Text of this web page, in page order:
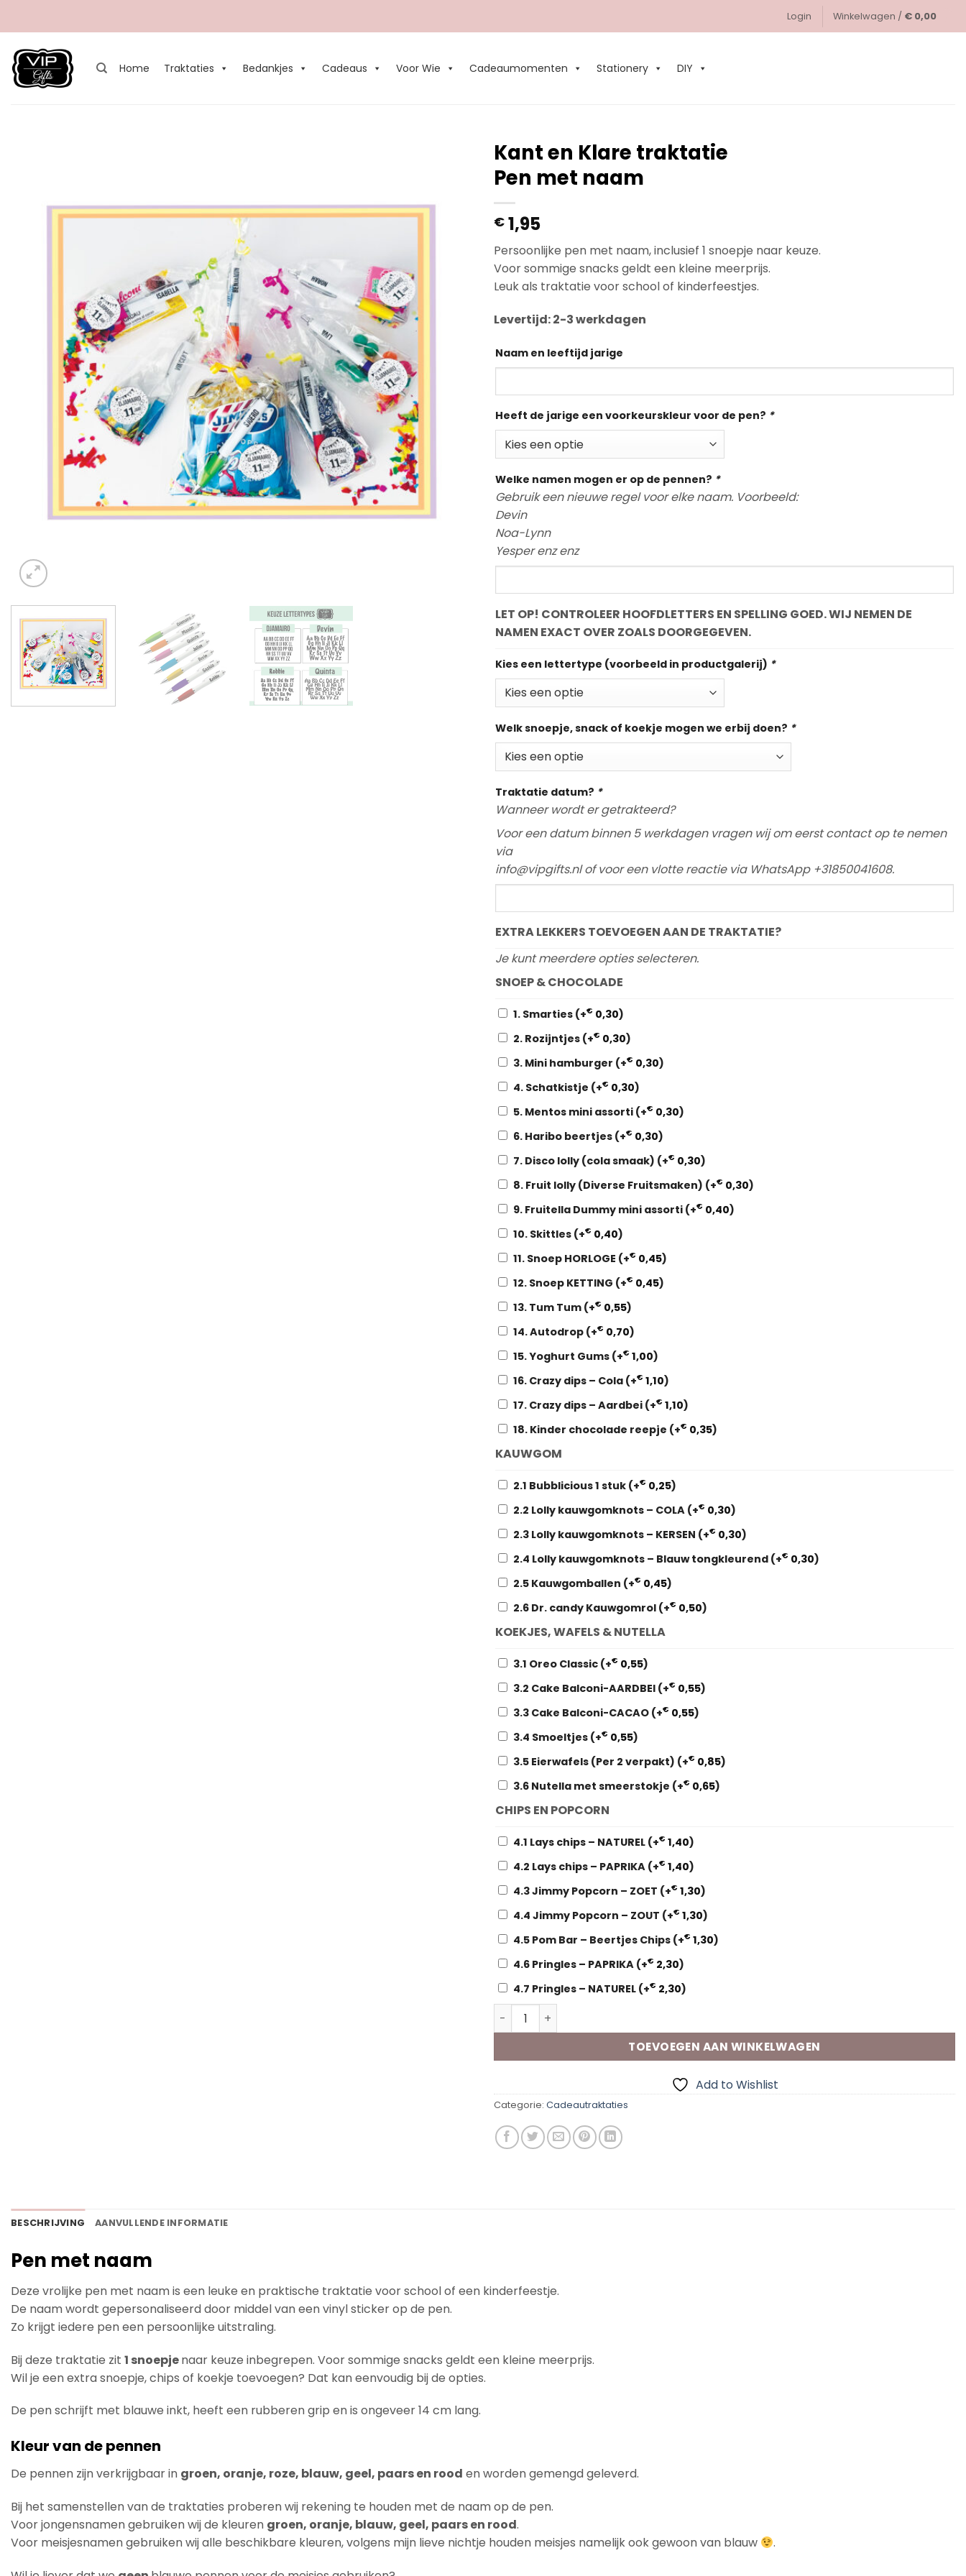
Login Winkelwagen / € 0,00
Home Traktaties Bedankjes Cadeaus Voor Wie Cadeaumomenten Stationery DIY
Kant en Klare traktatie
Pen met naam
€ 1,95
Persoonlijke pen met naam, inclusief 1 snoepje naar keuze.
Voor sommige snacks geldt een kleine meerprijs.
Leuk als traktatie voor school of kinderfeestjes.
Levertijd: 2-3 werkdagen
Naam en leeftijd jarige
Heeft de jarige een voorkeurskleur voor de pen? *
Welke namen mogen er op de pennen? *
Gebruik een nieuwe regel voor elke naam. Voorbeeld:
Devin
Noa-Lynn
Yesper enz enz
LET OP! CONTROLEER HOOFDLETTERS EN SPELLING GOED. WIJ NEMEN DE
NAMEN EXACT OVER ZOALS DOORGEGEVEN.
Kies een lettertype (voorbeeld in productgalerij) *
Welk snoepje, snack of koekje mogen we erbij doen? *
Traktatie datum? *
Wanneer wordt er getrakteerd?
Voor een datum binnen 5 werkdagen vragen wij om eerst contact op te nemen
via
info@vipgifts.nl of voor een vlotte reactie via WhatsApp +31850041608.
EXTRA LEKKERS TOEVOEGEN AAN DE TRAKTATIE?
Je kunt meerdere opties selecteren.
SNOEP & CHOCOLADE
1. Smarties (+€ 0,30)
2. Rozijntjes (+€ 0,30)
3. Mini hamburger (+€ 0,30)
4. Schatkistje (+€ 0,30)
5. Mentos mini assorti (+€ 0,30)
6. Haribo beertjes (+€ 0,30)
7. Disco lolly (cola smaak) (+€ 0,30)
8. Fruit lolly (Diverse Fruitsmaken) (+€ 0,30)
9. Fruitella Dummy mini assorti (+€ 0,40)
10. Skittles (+€ 0,40)
11. Snoep HORLOGE (+€ 0,45)
12. Snoep KETTING (+€ 0,45)
13. Tum Tum (+€ 0,55)
14. Autodrop (+€ 0,70)
15. Yoghurt Gums (+€ 1,00)
16. Crazy dips – Cola (+€ 1,10)
17. Crazy dips – Aardbei (+€ 1,10)
18. Kinder chocolade reepje (+€ 0,35)
KAUWGOM
2.1 Bubblicious 1 stuk (+€ 0,25)
2.2 Lolly kauwgomknots – COLA (+€ 0,30)
2.3 Lolly kauwgomknots – KERSEN (+€ 0,30)
2.4 Lolly kauwgomknots – Blauw tongkleurend (+€ 0,30)
2.5 Kauwgomballen (+€ 0,45)
2.6 Dr. candy Kauwgomrol (+€ 0,50)
KOEKJES, WAFELS & NUTELLA
3.1 Oreo Classic (+€ 0,55)
3.2 Cake Balconi-AARDBEI (+€ 0,55)
3.3 Cake Balconi-CACAO (+€ 0,55)
3.4 Smoeltjes (+€ 0,55)
3.5 Eierwafels (Per 2 verpakt) (+€ 0,85)
3.6 Nutella met smeerstokje (+€ 0,65)
CHIPS EN POPCORN
4.1 Lays chips – NATUREL (+€ 1,40)
4.2 Lays chips – PAPRIKA (+€ 1,40)
4.3 Jimmy Popcorn – ZOET (+€ 1,30)
4.4 Jimmy Popcorn – ZOUT (+€ 1,30)
4.5 Pom Bar – Beertjes Chips (+€ 1,30)
4.6 Pringles – PAPRIKA (+€ 2,30)
4.7 Pringles – NATUREL (+€ 2,30)
Kant en Klare traktatie Pen met naam aantal
TOEVOEGEN AAN WINKELWAGEN
Add to Wishlist
Categorie: Cadeautraktaties
BESCHRIJVING AANVULLENDE INFORMATIE
Pen met naam
Deze vrolijke pen met naam is een leuke en praktische traktatie voor school of een kinderfeestje.
De naam wordt gepersonaliseerd door middel van een vinyl sticker op de pen.
Zo krijgt iedere pen een persoonlijke uitstraling.
Bij deze traktatie zit 1 snoepjenaar keuze inbegrepen. Voor sommige snacks geldt een kleine meerprijs.
Wil je een extra snoepje, chips of koekje toevoegen? Dat kan eenvoudig bij de opties.
De pen schrijft met blauwe inkt, heeft een rubberen grip en is ongeveer 14 cm lang.
Kleur van de pennen
De pennen zijn verkrijgbaar in groen, oranje, roze, blauw, geel, paars en rood en worden gemengd geleverd.
Bij het samenstellen van de traktaties proberen wij rekening te houden met de naam op de pen.
Voor jongensnamen gebruiken wij de kleuren groen, oranje, blauw, geel, paars en rood.
Voor meisjesnamen gebruiken wij alle beschikbare kleuren, volgens mijn lieve nichtje houden meisjes namelijk ook gewoon van blauw
.